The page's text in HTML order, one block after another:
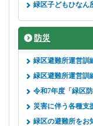
緑区子どもひなん
防災
緑区避難所運営訓
緑区避難所運営訓
令和7年度「緑区
災害に伴う各種支
緑区の避難所をお